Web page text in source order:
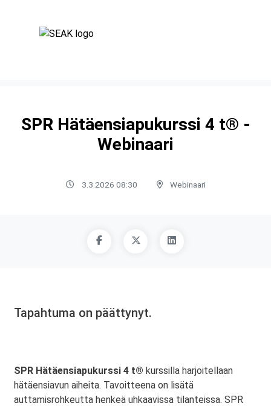
SPR Hätäensiapukurssi 4 t® -
Webinaari
3.3.2026 08:30 Webinaari
Tapahtuma on päättynyt.
SPR Hätäensiapukurssi 4 t® kurssilla harjoitellaan
hätäensiavun aiheita. Tavoitteena on lisätä
auttamisrohkeutta henkeä uhkaavissa tilanteissa. SPR